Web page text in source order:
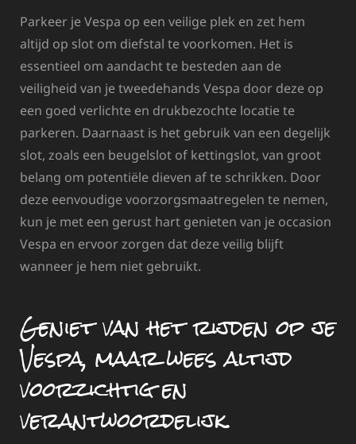
Parkeer je Vespa op een veilige plek en zet hem
altijd op slot om diefstal te voorkomen. Het is
essentieel om aandacht te besteden aan de
veiligheid van je tweedehands Vespa door deze op
een goed verlichte en drukbezochte locatie te
parkeren. Daarnaast is het gebruik van een degelijk
slot, zoals een beugelslot of kettingslot, van groot
belang om potentiële dieven af te schrikken. Door
deze eenvoudige voorzorgsmaatregelen te nemen,
kun je met een gerust hart genieten van je occasion
Vespa en ervoor zorgen dat deze veilig blijft
wanneer je hem niet gebruikt.
Geniet van het rijden op je
Vespa, maar wees altijd
voorzichtig en
verantwoordelijk.